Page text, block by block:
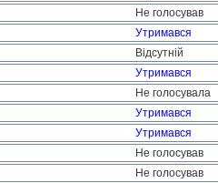
Не голосував
Утримався
Відсутній
Утримався
Не голосувала
Утримався
Утримався
Не голосував
Не голосував